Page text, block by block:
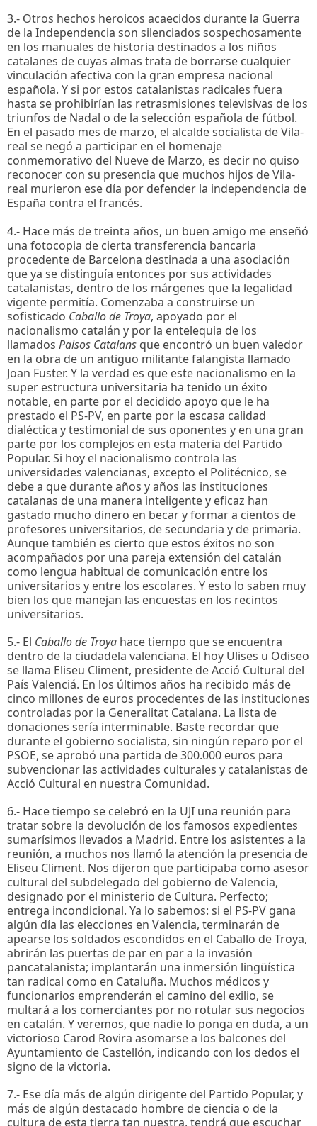
3.- Otros hechos heroicos acaecidos durante la Guerra
de la Independencia son silenciados sospechosamente
en los manuales de historia destinados a los niños
catalanes de cuyas almas trata de borrarse cualquier
vinculación afectiva con la gran empresa nacional
española. Y si por estos catalanistas radicales fuera
hasta se prohibirían las retrasmisiones televisivas de los
triunfos de Nadal o de la selección española de fútbol.
En el pasado mes de marzo, el alcalde socialista de Vila-
real se negó a participar en el homenaje
conmemorativo del Nueve de Marzo, es decir no quiso
reconocer con su presencia que muchos hijos de Vila-
real murieron ese día por defender la independencia de
España contra el francés.
4.- Hace más de treinta años, un buen amigo me enseñó
una fotocopia de cierta transferencia bancaria
procedente de Barcelona destinada a una asociación
que ya se distinguía entonces por sus actividades
catalanistas, dentro de los márgenes que la legalidad
vigente permitía. Comenzaba a construirse un
sofisticado Caballo de Troya, apoyado por el
nacionalismo catalán y por la entelequia de los
llamados Paisos Catalans que encontró un buen valedor
en la obra de un antiguo militante falangista llamado
Joan Fuster. Y la verdad es que este nacionalismo en la
super estructura universitaria ha tenido un éxito
notable, en parte por el decidido apoyo que le ha
prestado el PS-PV, en parte por la escasa calidad
dialéctica y testimonial de sus oponentes y en una gran
parte por los complejos en esta materia del Partido
Popular. Si hoy el nacionalismo controla las
universidades valencianas, excepto el Politécnico, se
debe a que durante años y años las instituciones
catalanas de una manera inteligente y eficaz han
gastado mucho dinero en becar y formar a cientos de
profesores universitarios, de secundaria y de primaria.
Aunque también es cierto que estos éxitos no son
acompañados por una pareja extensión del catalán
como lengua habitual de comunicación entre los
universitarios y entre los escolares. Y esto lo saben muy
bien los que manejan las encuestas en los recintos
universitarios.
5.- El Caballo de Troya hace tiempo que se encuentra
dentro de la ciudadela valenciana. El hoy Ulises u Odiseo
se llama Eliseu Climent, presidente de Acció Cultural del
País Valenciá. En los últimos años ha recibido más de
cinco millones de euros procedentes de las instituciones
controladas por la Generalitat Catalana. La lista de
donaciones sería interminable. Baste recordar que
durante el gobierno socialista, sin ningún reparo por el
PSOE, se aprobó una partida de 300.000 euros para
subvencionar las actividades culturales y catalanistas de
Acció Cultural en nuestra Comunidad.
6.- Hace tiempo se celebró en la UJI una reunión para
tratar sobre la devolución de los famosos expedientes
sumarísimos llevados a Madrid. Entre los asistentes a la
reunión, a muchos nos llamó la atención la presencia de
Eliseu Climent. Nos dijeron que participaba como asesor
cultural del subdelegado del gobierno de Valencia,
designado por el ministerio de Cultura. Perfecto;
entrega incondicional. Ya lo sabemos: si el PS-PV gana
algún día las elecciones en Valencia, terminarán de
apearse los soldados escondidos en el Caballo de Troya,
abrirán las puertas de par en par a la invasión
pancatalanista; implantarán una inmersión lingüística
tan radical como en Cataluña. Muchos médicos y
funcionarios emprenderán el camino del exilio, se
multará a los comerciantes por no rotular sus negocios
en catalán. Y veremos, que nadie lo ponga en duda, a un
victorioso Carod Rovira asomarse a los balcones del
Ayuntamiento de Castellón, indicando con los dedos el
signo de la victoria.
7.- Ese día más de algún dirigente del Partido Popular, y
más de algún destacado hombre de ciencia o de la
cultura de esta tierra tan nuestra, tendrá que escuchar